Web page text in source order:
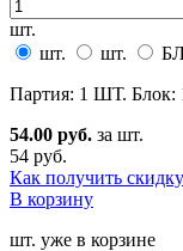
шт.
шт.
шт.
Партия: 1 ШТ.
54.00 руб. за шт.
54 руб.
Как получить
В корзину
шт. уже в корзине